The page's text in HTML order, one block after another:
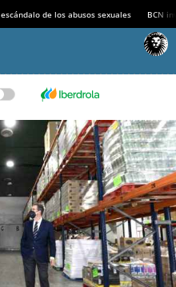
de los abusos sexuales BCN